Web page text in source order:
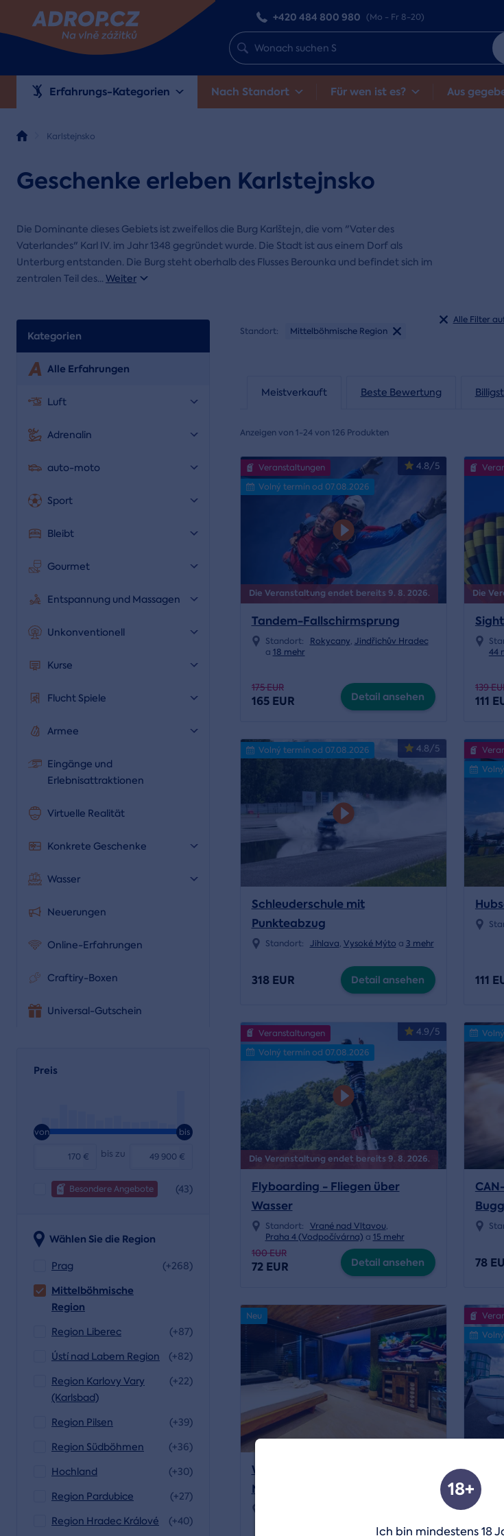
+420 484 800 980 (Mo - Fr 8-20)
Erfahrungs-Kategorien Nach Standort Für wen ist es? Aus
Karlstejnsko
Geschenke erleben Karlstejnsko
Die Dominante dieses Gebiets ist zweifellos die Burg Karlštejn, die vom "Vater des
Vaterlandes" Karl IV. im Jahr 1348 gegründet wurde. Die Stadt ist aus einem Dorf als
Unterburg entstanden. Die Burg steht oberhalb des Flusses Berounka und befindet sich im
zentralen Teil des... Weiter
Kategorien
Alle Erfahrungen
Luft
Adrenalin
auto-moto
Sport
Bleibt
Gourmet
Entspannung und Massagen
Unkonventionell
Kurse
Flucht Spiele
Armee
Eingänge und
Erlebnisattraktionen
Virtuelle Realität
Konkrete Geschenke
Wasser
Neuerungen
Online-Erfahrungen
Craftiry-Boxen
Universal-Gutschein
Preis
von bis
€ €
bis zu
Besondere Angebote (43)
Wählen Sie die Region
Prag (+268)
Mittelböhmische
Region
Region Liberec
(+87)
Ústí nad Labem Region
(+82)
Region Karlovy Vary
(Karlsbad)
(+22)
Region Pilsen
(+39)
Region Südböhmen
(+36)
Hochland
(+30)
Region Pardubice
(+27)
Region Hradec Králové
(+40)
Standort: Mittelböhmische Region
Alle Filter
Meistverkauft Beste Bewertung
Anzeigen von 1-24 von 126 Produkten
Die Veranstaltung endet bereits 9. 8. 2026.
4.8/5
Veranstaltungen
Volný termín od 07.08.2026
Tandem-Fallschirmsprung
Standort: Rokycany, Jindřichův Hradec
a 18 mehr
175 EUR
165 EUR Detail ansehen
Die
44
139
111
4.8/5
Volný termín od 07.08.2026
Schleuderschule mit
Punkteabzug
Standort: Jihlava, Vysoké Mýto a 3 mehr
318 EUR Detail ansehen 111
Die Veranstaltung endet bereits 9. 8. 2026.
4.9/5
Veranstaltungen
Volný termín od 07.08.2026
Flyboarding - Fliegen über
Wasser
Standort: Vrané nad Vltavou,
Praha 4 (Vodpočívárna) a 15 mehr
100 EUR
72 EUR Detail ansehen 78
Neu
Wellness-Aufenthalt im Hotel
Nobilis
18+
Ich bin mindestens 18